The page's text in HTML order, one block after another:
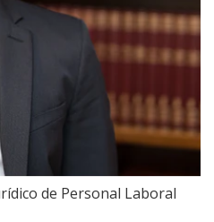
de Personal Laboral